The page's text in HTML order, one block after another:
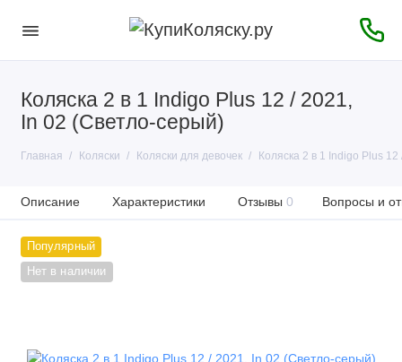
Коляска 2 в 1 Indigo Plus 12 / 2021,
In 02 (Светло-серый)
Главная Коляски Коляски для девочек Коляска 2 в 1 Indigo Plus
Описание Характеристики Отзывы 0 Вопросы и
Популярный
Нет в наличии